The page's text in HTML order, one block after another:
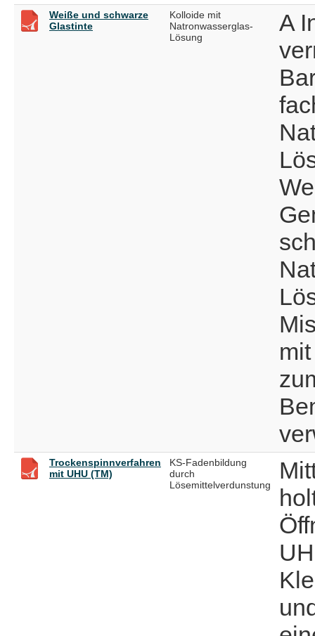
Weiße und schwarze
Glastinte
Kolloide mit
Natronwasserglas-
Lösung
A
Trockenspinnverfahren
mit UHU (TM)
KS-Fadenbildung
durch
Lösemittelverdunstung